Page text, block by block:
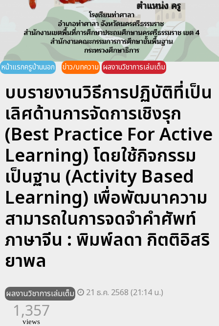
หน้าแรกครูบ้านนอก ข่าว/บทความ ผลงานวิชาการเล่มเต็ม
บบรายงานวิธีการปฏิบัติที่เป็น
เลิศด้านการจัดการเชิงรุก
(Best Practice For Active
Learning) โดยใช้กิจกรรม
เป็นฐาน (Activity Based
Learning) เพื่อพัฒนาความ
สามารถในการจดจําคําศัพท์
ภาษาจีน : พิมพ์ลดา กิตติอิสริ
ยาพล
ผลงานวิชาการเล่มเต็ม 21 ธ.ค. 2568 (21:14 น.)
1,357
views